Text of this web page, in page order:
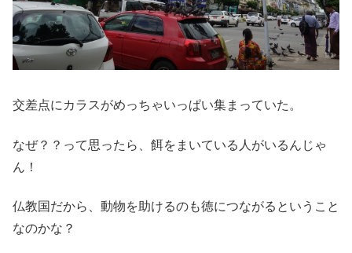
交差点にカラスがめっちゃいっぱい集まっていた。
なぜ？？って思ったら、餌をまいている人がいるんじゃ
ん！
仏教国だから、動物を助けるのも徳につながるということ
なのかな？